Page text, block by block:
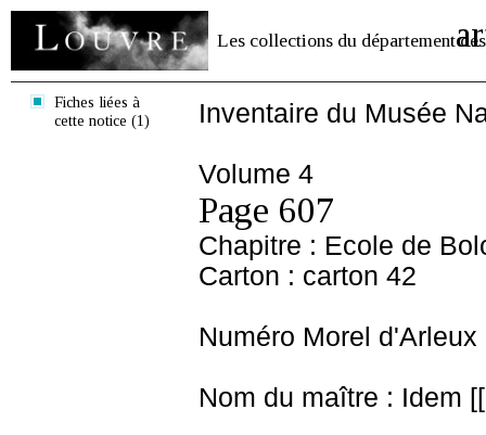
Les collections du département des
Fiches liées à
cette notice (1)
Inventaire du Musée
Volume 4
Page 607
Chapitre : Ecole de
Carton : carton 42
Numéro Morel d'Arleux
Nom du maître : Idem